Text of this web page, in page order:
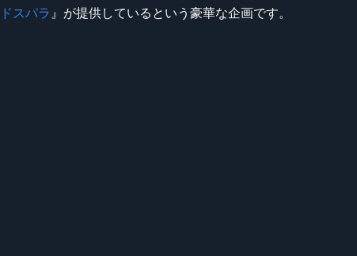
ドスパラ 』が提供しているという豪華な企画です。